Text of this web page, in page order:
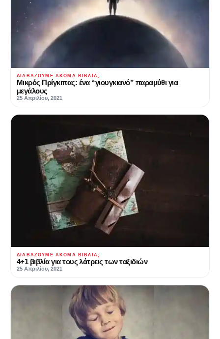
ΔΙΑΒΆΖΟΥΜΕ ΑΚΌΜΑ ΒΙΒΛΊΑ;
Μικρός Πρίγκιπας: ένα “γιουγκιανό” παραμύθι για
μεγάλους
25 Απριλίου, 2021
ΔΙΑΒΆΖΟΥΜΕ ΑΚΌΜΑ ΒΙΒΛΊΑ;
4+1 βιβλία για τους λάτρεις των ταξιδιών
25 Απριλίου, 2021